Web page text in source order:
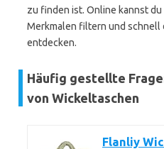
zu finden ist. Online kannst
Merkmalen filtern und schnell
entdecken.
Häufig gestellte
von Wickeltaschen
Flanliy